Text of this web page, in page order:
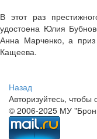
В этот раз
удостоена Юлия
Анна Марченко, а приз
Кащеева.
Назад
Авторизуйтесь, чтобы
© 2006-2025 МУ